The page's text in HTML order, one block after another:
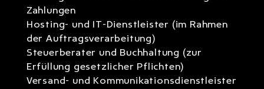
Zahlungen
Hosting- und IT-Dienstleister (im Rahmen
der Auftragsverarbeitung)
Steuerberater und Buchhaltung (zur
Erfüllung gesetzlicher Pflichten)
Versand- und Kommunikationsdienstleister